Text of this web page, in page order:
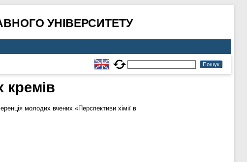
УНІВЕРСИТЕТУ
кремів
молодих вчених «Перспективи хімії в